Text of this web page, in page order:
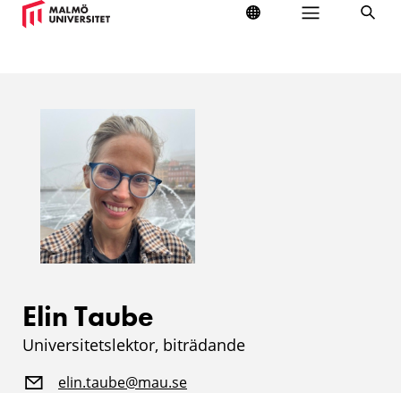
Elin Taube
Universitetslektor, biträdande
elin.taube@mau.se